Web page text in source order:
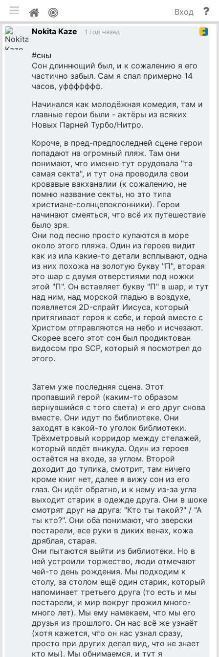
Мой
профиль
и
Вход
Nokita Kaze
1 год назад
#сны
Сон длиннющий был, и к сожалению я его
частично забыл. Сам я спал примерно 14
часов, уффффффф.
Начинался как молодёжная комедия, там и
главные герои были - актёры из всяких
Новых Парней Турбо/Нитро.
Короче, в пред-предпоследней сцене герои
попадают на огромный пляж. Там они
понимают, что именно тут орудовала "та
самая секта", и тут она проводила свои
кровавые вакханалии (к сожалению, не
помню название секты, но это типа
христиане-солнцепоклонники). Герои
начинают смеяться, что всё их путешествие
было зря.
Они под песню просто купаются в море
около этого пляжа. Один из героев видит
как из ила какие-то детали всплывают, одна
из них похожа на золотую букву "П", вторая
это шар с двумя отверстиями под ножки
этой "П". Он вставляет букву "П" в шар, и тут
над ним, над морской гладью в воздухе,
появляется 2D-спрайт Иисуса, который
притягивает героя к себе, и герой вместе с
Христом отправляются на небо и исчезают.
Скорее всего этот сон был продиктован
видосом про SCP, который я посмотрел до
этого.
Затем уже последняя сцена. Этот
пропавший герой (каким-то образом
вернувшийся с того света) и его друг снова
вместе. Они идут по библиотеке. Они
заходят в какой-то уголок библиотеки.
Трёхметровый корридор между стелажей,
который ведёт вникуда. Один из героев
остаётся на входе, за углом. Второй
доходит до тупика, смотрит, там ничего
кроме книг нет, далее я вижу сон из его
глаз. Он идёт обратно, и к нему из-за угла
выходит старик в одежде друга. Они в шоке
смотрят друг на друга: "Кто ты такой?" / "А
ты кто?". Они оба понимают, что зверски
постарели, все руки в диких венах, кожа
дряблая, старая.
Они пытаются выйти из библиотеки. Но в
ней устроили торжество, люди отмечают
чей-то день рождения. Мы подходим к
столу, за столом ещё один старик, который
напоминает третьего друга (то есть и мы
постарели, и мир вокруг прожил много-
много лет). Мы ему намекаем, что мы его
друзья из прошлого. Он нас всё же узнаёт
(хотя кажется, что он нас узнал сразу,
просто при других делал вид, что не знает
кто мы). Мы обнимаемся, и тут я
мобильная версия